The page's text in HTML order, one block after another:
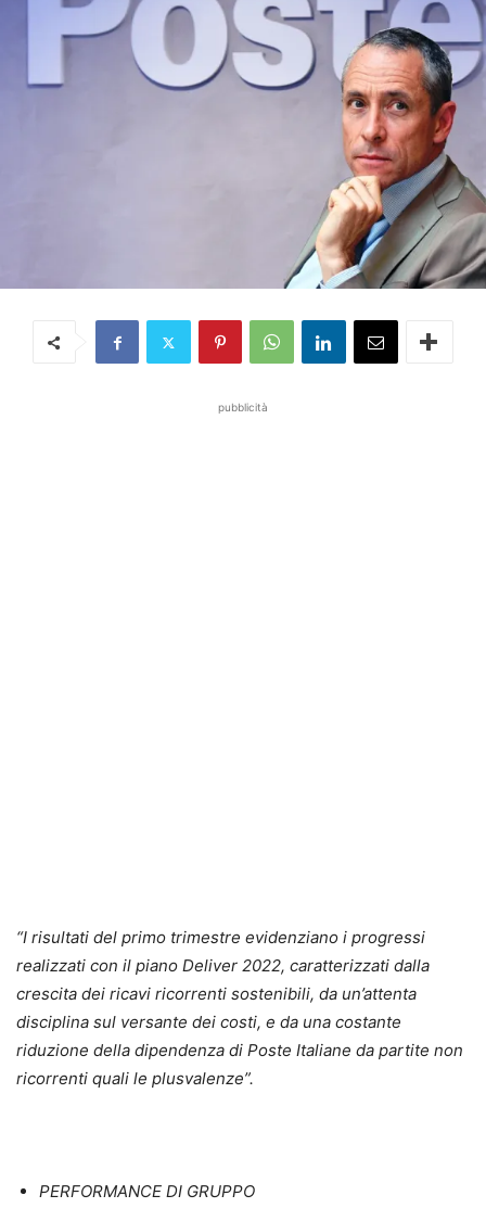
pubblicità
“I risultati del primo trimestre evidenziano i progressi
realizzati con il piano Deliver 2022, caratterizzati dalla
crescita dei ricavi ricorrenti sostenibili, da un’attenta
disciplina sul versante dei costi, e da una costante
riduzione della dipendenza di Poste Italiane da partite non
ricorrenti quali le plusvalenze”.
PERFORMANCE DI GRUPPO